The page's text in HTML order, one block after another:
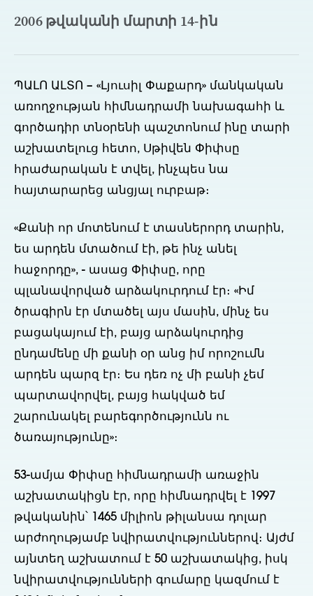
2006 թվականի մարտի 14-ին
ՊԱԼՈ ԱԼՏՈ – «Լյուսիլ Փաքարդ» մանկական
առողջության հիմնադրամի նախագահի և
գործադիր տնօրենի պաշտոնում ինը տարի
աշխատելուց հետո, Սթիվեն Փիփսը
հրաժարական է տվել, ինչպես նա
հայտարարեց անցյալ ուրբաթ։
«Քանի որ մոտենում է տասներորդ տարին,
ես արդեն մտածում էի, թե ինչ անել
հաջորդը», - ասաց Փիփսը, որը
պլանավորված արձակուրդում էր։ «Իմ
ծրագիրն էր մտածել այս մասին, մինչ ես
բացակայում էի, բայց արձակուրդից
ընդամենը մի քանի օր անց իմ որոշումն
արդեն պարզ էր։ Ես դեռ ոչ մի բանի չեմ
պարտավորվել, բայց հակված եմ
շարունակել բարեգործությունն ու
ծառայությունը»։
53-ամյա Փիփսը հիմնադրամի առաջին
աշխատակիցն էր, որը հիմնադրվել է 1997
թվականին՝ 1465 միլիոն թիլանսա դոլար
արժողությամբ նվիրատվություններով։ Այժմ
այնտեղ աշխատում է 50 աշխատակից, իսկ
նվիրատվությունների գումարը կազմում է